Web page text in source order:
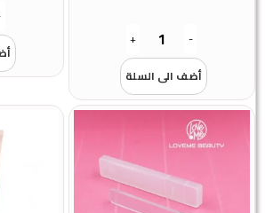
-
+
أضف الى السلة